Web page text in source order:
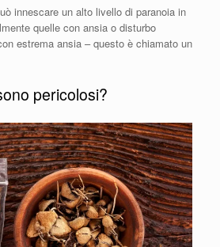
innescare un alto livello di paranoia in
quelle con ansia o disturbo
estrema ansia – questo è chiamato un
pericolosi?